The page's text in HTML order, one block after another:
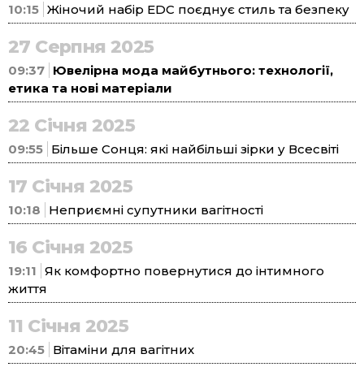
10:15 Жіночий набір EDC поєднує стиль та безпеку
27 Серпня 2025
09:37 Ювелірна мода майбутнього: технології,
етика та нові матеріали
22 Січня 2025
09:55 Більше Сонця: які найбільші зірки у Всесвіті
17 Січня 2025
10:18 Неприємні супутники вагітності
16 Січня 2025
19:11 Як комфортно повернутися до інтимного
життя
11 Січня 2025
20:45 Вітаміни для вагітних